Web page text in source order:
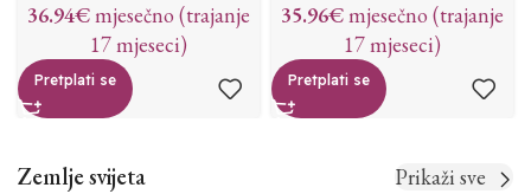
36.94€mjesečno (trajanje
17 mjeseci)
Pretplati se
35.96€mjesečno (trajanje
17 mjeseci)
Pretplati se
Zemlje svijeta Prikaži sve